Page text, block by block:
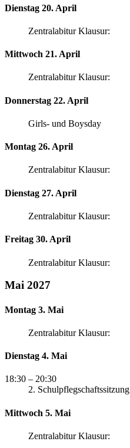
Dienstag 20. April
Zentralabitur Klausur:
Mittwoch 21. April
Zentralabitur Klausur:
Donnerstag 22. April
Girls- und Boysday
Montag 26. April
Zentralabitur Klausur:
Dienstag 27. April
Zentralabitur Klausur:
Freitag 30. April
Zentralabitur Klausur:
Mai 2027
Montag 3. Mai
Zentralabitur Klausur:
Dienstag 4. Mai
18:30 – 20:30
2. Schulpflegschaftssitzung
Mittwoch 5. Mai
Zentralabitur Klausur: